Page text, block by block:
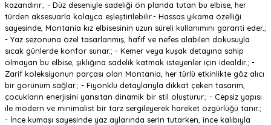
kazandırır.; - Düz deseniyle sadeliği ön planda tutan bu elbise, her
türden aksesuarla kolayca eşleştirilebilir.- Hassas yıkama özelliği
sayesinde, Montania kız elbisesinin uzun süreli kullanımını garanti eder.;
- Yaz sezonuna özel tasarlanmış, hafif ve nefes alabilen dokusuyla
sıcak günlerde konfor sunar.; - Kemer veya kuşak detayına sahip
olmayan bu elbise, şıklığına sadelik katmak isteyenler için idealdir.; -
Zarif koleksiyonun parçası olan Montania, her türlü etkinlikte göz alıcı
bir görünüm sağlar.; - Fiyonklu detaylarıyla dikkat çeken tasarım,
çocukların enerjisini yansıtan dinamik bir stil oluşturur.; - Cepsiz yapısı
ile modern ve minimalist bir tarz sergileyerek hareket özgürlüğü tanır.;
- İnce kumaşı sayesinde yaz aylarında serin tutarken, ince kalıbıyla